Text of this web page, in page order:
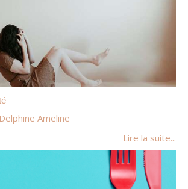
Delphine Ameline
Lire la suite...